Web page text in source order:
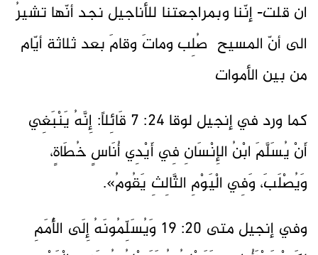
ان قلت- إنّنا وبمراجعتنا للأناجيل نجد أنّها تشيرُ
الى أنّ المسيح صُلِب وماتَ وقامَ بعد ثلاثة أيّام
من بين الأموات
كما ورد في إنجيل لوقا 24: 7 قَائِلاً: إِنَّهُ يَنْبَغِي
أَنْ يُسَلَّمَ ابْنُ الإِنْسَانِ فِي أَيْدِي أُنَاسٍ خُطَاةٍ،
وَيُصْلَبَ، وَفِي الْيَوْمِ الثَّالِثِ يَقُومُ».
وفي إنجيل متى 20: 19 وَيُسَلِّمُونَهُ إِلَى الأُمَمِ